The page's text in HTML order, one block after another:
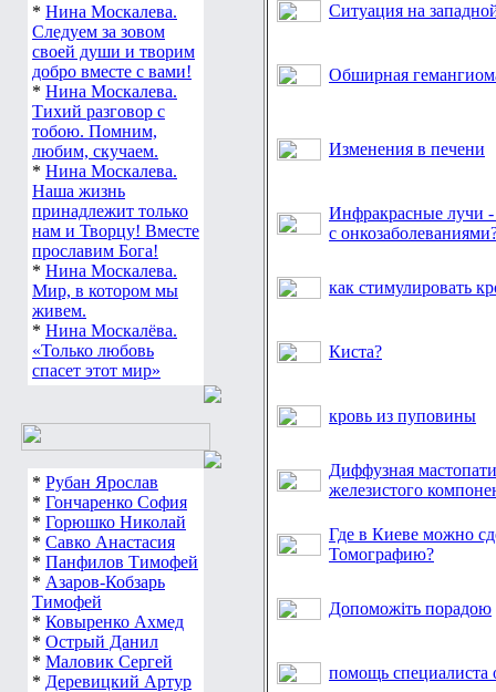
* Нина Москалева.
Следуем за зовом
своей души и творим
добро вместе с вами!
* Нина Москалева.
Тихий разговор с
тобою. Помним,
любим, скучаем.
* Нина Москалева.
Наша жизнь
принадлежит только
нам и Творцу! Вместе
прославим Бога!
* Нина Москалева.
Мир, в котором мы
живем.
* Нина Москалёва.
«Только любовь
спасет этот мир»
* Рубан Ярослав
* Гончаренко София
* Горюшко Николай
* Савко Анастасия
* Панфилов Тимофей
* Азаров-Кобзарь
Тимофей
* Ковыренко Ахмед
* Острый Данил
* Маловик Сергей
* Деревицкий Артур
Ситуация на
Обширная
Изменения в печени
Инфракрасные лучи
с
как стимулировать
Киста?
кровь из пуповины
Диффузная
железистого
Где в Киеве можно
Томографию?
Допоможіть порадою
помощь специалиста